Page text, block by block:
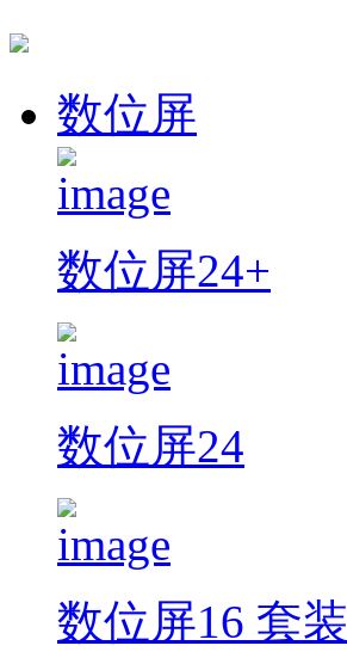
数位屏
数位屏24+
数位屏24
数位屏16 套装